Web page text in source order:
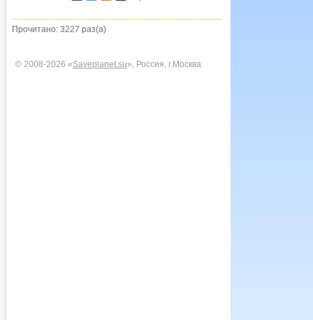
Прочитано: 3227 раз(а)
© 2008-2026 «Saveplanet.su», Россия, г.Москва